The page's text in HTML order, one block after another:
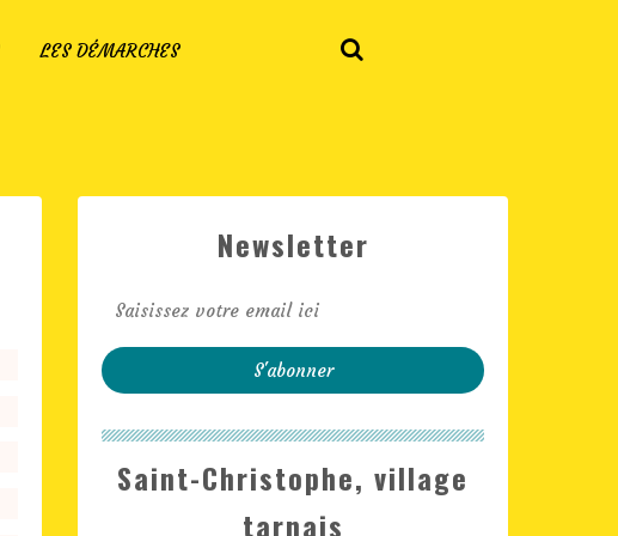
LES DÉMARCHES
Newsletter
Saint-Christophe, village
tarnais